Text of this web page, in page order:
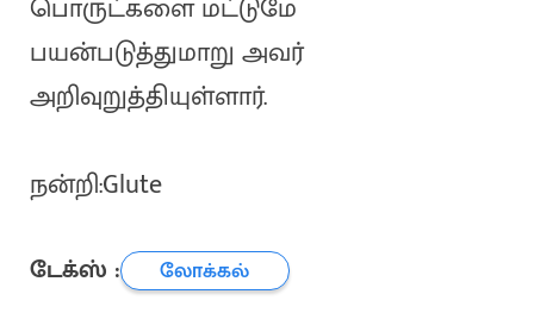
பொருட்களை மட்டுமே
பயன்படுத்துமாறு அவர்
அறிவுறுத்தியுள்ளார்.
நன்றி:Glute
டேக்ஸ் :
லோக்கல்